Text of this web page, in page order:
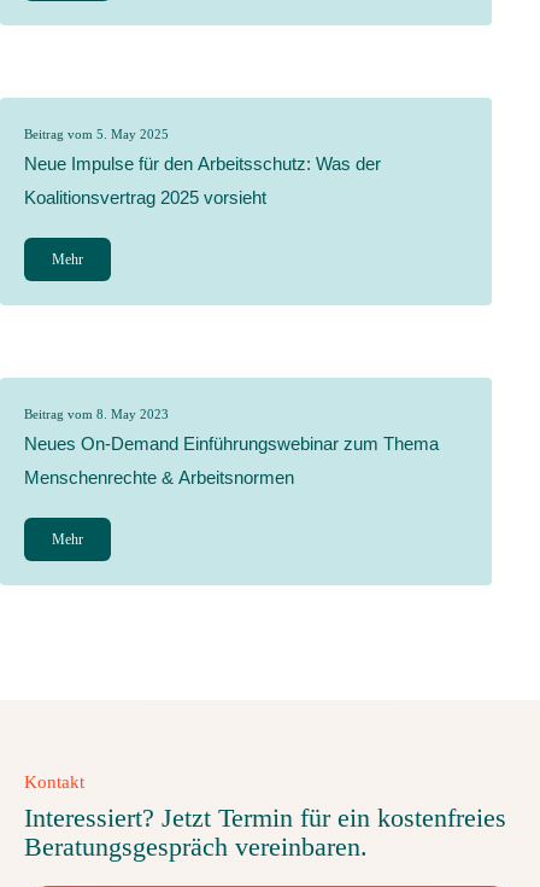
Beitrag vom 5. May 2025
Neue Impulse für den Arbeitsschutz: Was der
Koalitionsvertrag 2025 vorsieht
Mehr
Beitrag vom 8. May 2023
Neues On-Demand Einführungswebinar zum Thema
Menschenrechte & Arbeitsnormen
Mehr
Kontakt
Interessiert? Jetzt Termin für ein kostenfreies
Beratungsgespräch vereinbaren.